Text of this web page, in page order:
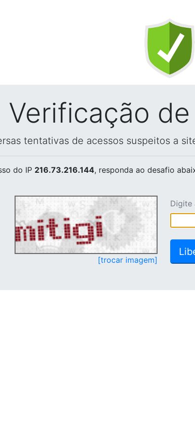
Verificação
tentativas de acessos suspeitos a
do IP 216.73.216.144, responda ao desafio
[trocar imagem]
Digite